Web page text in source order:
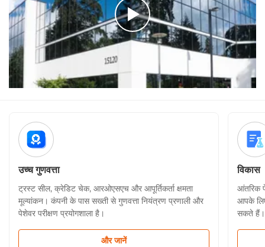
उच्च गुणवत्ता
ट्रस्ट सील, क्रेडिट चेक, आरओएसएच और आपूर्तिकर्ता क्षमता
मूल्यांकन। कंपनी के पास सख्ती से गुणवत्ता नियंत्रण प्रणाली और
पेशेवर परीक्षण प्रयोगशाला है।
और जानें
विकास
आंतरिक
आपके
सकते हैं।